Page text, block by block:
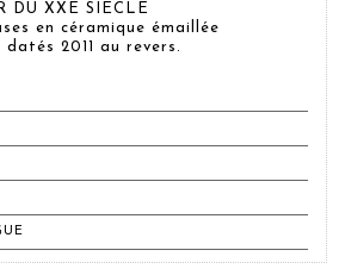
DU XXE SIÈCLE
en céramique émaillée
2011 au revers.